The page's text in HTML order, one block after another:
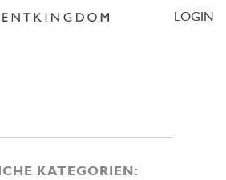
LOGIN
KATEGORIEN: